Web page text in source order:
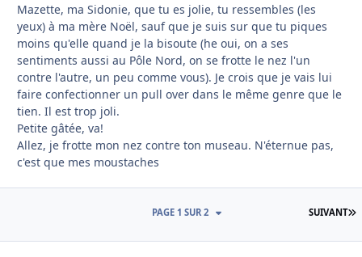
Mazette, ma Sidonie, que tu es jolie, tu ressembles (les
yeux) à ma mère Noël, sauf que je suis sur que tu piques
moins qu'elle quand je la bisoute (he oui, on a ses
sentiments aussi au Pôle Nord, on se frotte le nez l'un
contre l'autre, un peu comme vous). Je crois que je vais lui
faire confectionner un pull over dans le même genre que le
tien. Il est trop joli.
Petite gâtée, va!
Allez, je frotte mon nez contre ton museau. N'éternue pas,
c'est que mes moustaches
SUIVANT
PAGE 1 SUR 2